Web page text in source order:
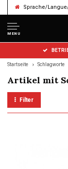
Sprache/
MENU
Startseite Schlagworte
Artikel mit
Filter